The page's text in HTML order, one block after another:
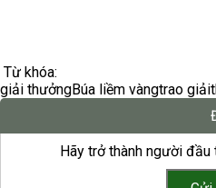
Từ khóa:
giải thưởngBúa liềm vàngtrao giải
Hãy trở thành người